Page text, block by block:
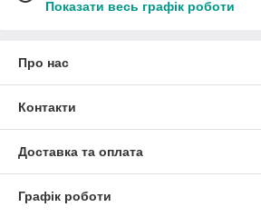
Показати весь графік роботи
Про нас
Контакти
Доставка та оплата
Графік роботи